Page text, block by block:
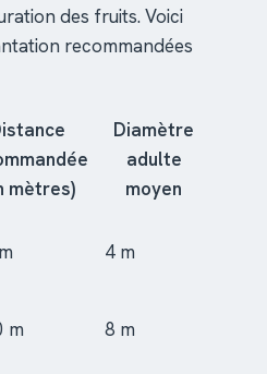
des fruits. Voici
recommandées
mètres)
Diamètre
adulte
moyen
4 m
m 8 m